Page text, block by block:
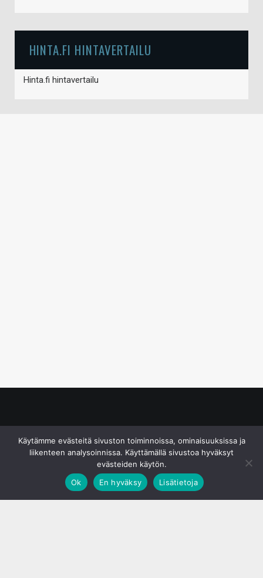
HINTA.FI HINTAVERTAILU
Hinta.fi hintavertailu
Käytämme evästeitä sivuston toiminnoissa, ominaisuuksissa ja
liikenteen analysoinnissa. Käyttämällä sivustoa hyväksyt
evästeiden käytön.
Ok
En hyväksy Lisätietoja